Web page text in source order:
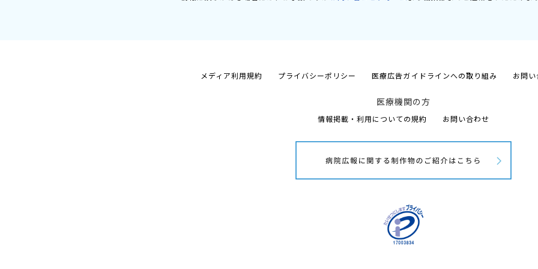
メディア利用規約 プライバシーポリシー 医療広告ガイドラインへの取り組み お問
医療機関の方
情報掲載・利用についての規約 お問い合わせ